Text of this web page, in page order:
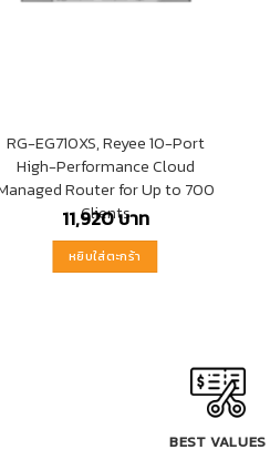
RG-EG710XS, Reyee 10-Port
High-Performance Cloud
Router for Up to 700
Clients
11,920บาท
หยิบใส่ตะกร้า
BEST VALUES